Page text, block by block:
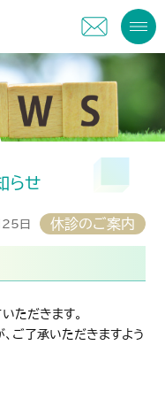
らせ
日 休診のご案内
ただきます。
ご了承いただきますよう